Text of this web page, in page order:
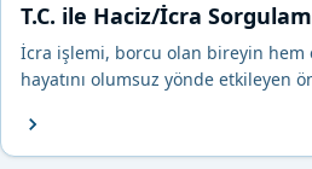
T.C. ile Haciz/İcra
İcra işlemi, borcu olan bireyin hem
hayatını olumsuz yönde etkileyen